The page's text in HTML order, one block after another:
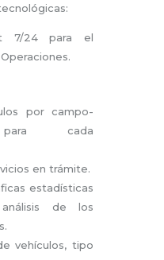
7/24 para el
por campo-
para cada
en trámite.
estadísticas
de los
vehículos, tipo